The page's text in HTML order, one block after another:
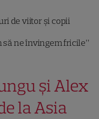
de viitor și copii
să ne învingem fricile”
și Alex
la Asia